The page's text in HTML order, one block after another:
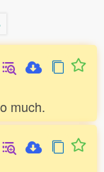
much.